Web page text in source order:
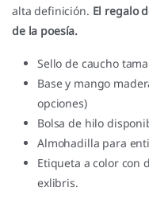
alta definición. El regalo
de la poesía.
Sello de caucho
Base y mango
opciones)
Bolsa de hilo
Almohadilla para
Etiqueta a color con
exlibris.